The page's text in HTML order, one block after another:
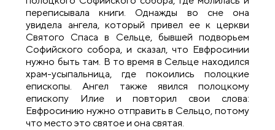
переписывала книги. Однажды во сне она
увидела ангела, который привел ее к церкви
Святого Спаса в Сельце, бывшей подворьем
Софийского собора, и сказал, что Евфросинии
нужно быть там. В то время в Сельце находился
храм-усыпальница, где покоились полоцкие
епископы. Ангел также явился полоцкому
епископу Илие и повторил свои слова:
Евфросинию нужно отправить в Сельцо, потому
что место это святое и она святая.